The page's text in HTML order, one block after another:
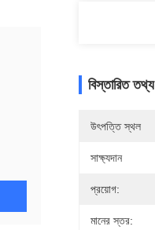
বিস্তারিত তথ্য
উৎপত্তি স্থল
সাক্ষ্যদান
প্রয়োগ:
মানের স্তর: